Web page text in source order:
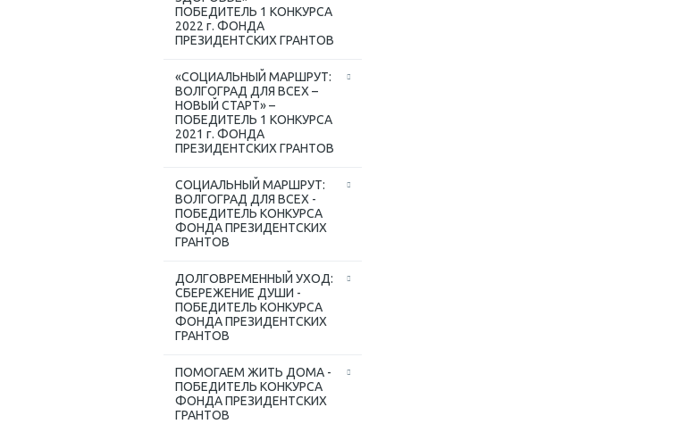
ПОБЕДИТЕЛЬ 1 КОНКУРСА
2022 г. ФОНДА
ПРЕЗИДЕНТСКИХ ГРАНТОВ
«СОЦИАЛЬНЫЙ МАРШРУТ:
ВОЛГОГРАД ДЛЯ ВСЕХ –
НОВЫЙ СТАРТ» –
ПОБЕДИТЕЛЬ 1 КОНКУРСА
2021 г. ФОНДА
ПРЕЗИДЕНТСКИХ ГРАНТОВ
СОЦИАЛЬНЫЙ МАРШРУТ:
ВОЛГОГРАД ДЛЯ ВСЕХ -
ПОБЕДИТЕЛЬ КОНКУРСА
ФОНДА ПРЕЗИДЕНТСКИХ
ГРАНТОВ
ДОЛГОВРЕМЕННЫЙ УХОД:
СБЕРЕЖЕНИЕ ДУШИ -
ПОБЕДИТЕЛЬ КОНКУРСА
ФОНДА ПРЕЗИДЕНТСКИХ
ГРАНТОВ
ПОМОГАЕМ ЖИТЬ ДОМА -
ПОБЕДИТЕЛЬ КОНКУРСА
ФОНДА ПРЕЗИДЕНТСКИХ
ГРАНТОВ